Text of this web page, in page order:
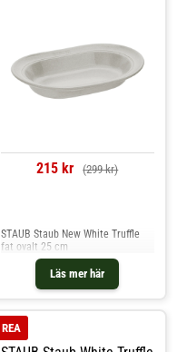
215 kr (299 kr)
Läs mer här
STAUB Staub New White Truffle
fat ovalt 25 cm
REA